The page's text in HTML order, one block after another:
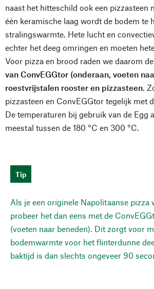
naast het hitteschild ook een pizzasteen
één keramische laag wordt de bodem te
stralingswarmte. Hete lucht en
echter het deeg omringen en moeten
Voor pizza en brood raden we daarom de
van ConvEGGtor (onderaan, voeten
roestvrijstalen rooster en pizzasteen .
pizzasteen en ConvEGGtor tegelijk met
De temperaturen bij gebruik van de Egg
meestal tussen de 180 °C en 300 °C.
Tip
Als je een originele Napolitaanse pizza
probeer het dan eens met de
(voeten naar beneden). Dit zorgt voor
bodemwarmte voor het flinterdunne
baktijd is dan slechts ongeveer 90